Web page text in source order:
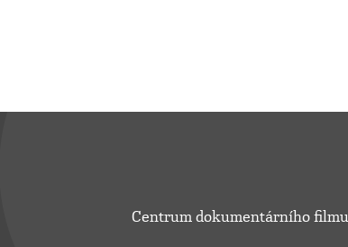
Centrum dokumentárního filmu